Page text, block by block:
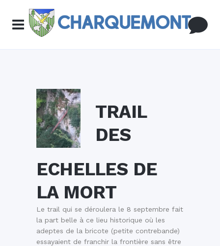
TRAIL
DES
ECHELLES DE
LA MORT
Le trail qui se déroulera le 8 septembre fait
la part belle à ce lieu historique où les
adeptes de la bricote (petite contrebande)
essayaient de franchir la frontière sans être